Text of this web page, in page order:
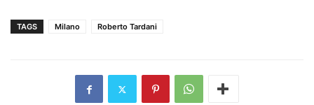
TAGS Milano Roberto Tardani